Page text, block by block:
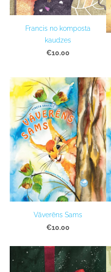
Francis no komposta
kaudzes
€10.00
Vāverēns Sams
€10.00